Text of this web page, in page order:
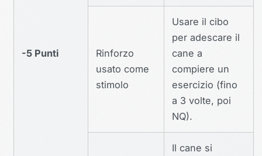
-5 Punti
Rinforzo
usato come
stimolo
Usare il cibo
per adescare il
cane a
compiere un
esercizio (fino
a 3 volte, poi
NQ).
Il cane si